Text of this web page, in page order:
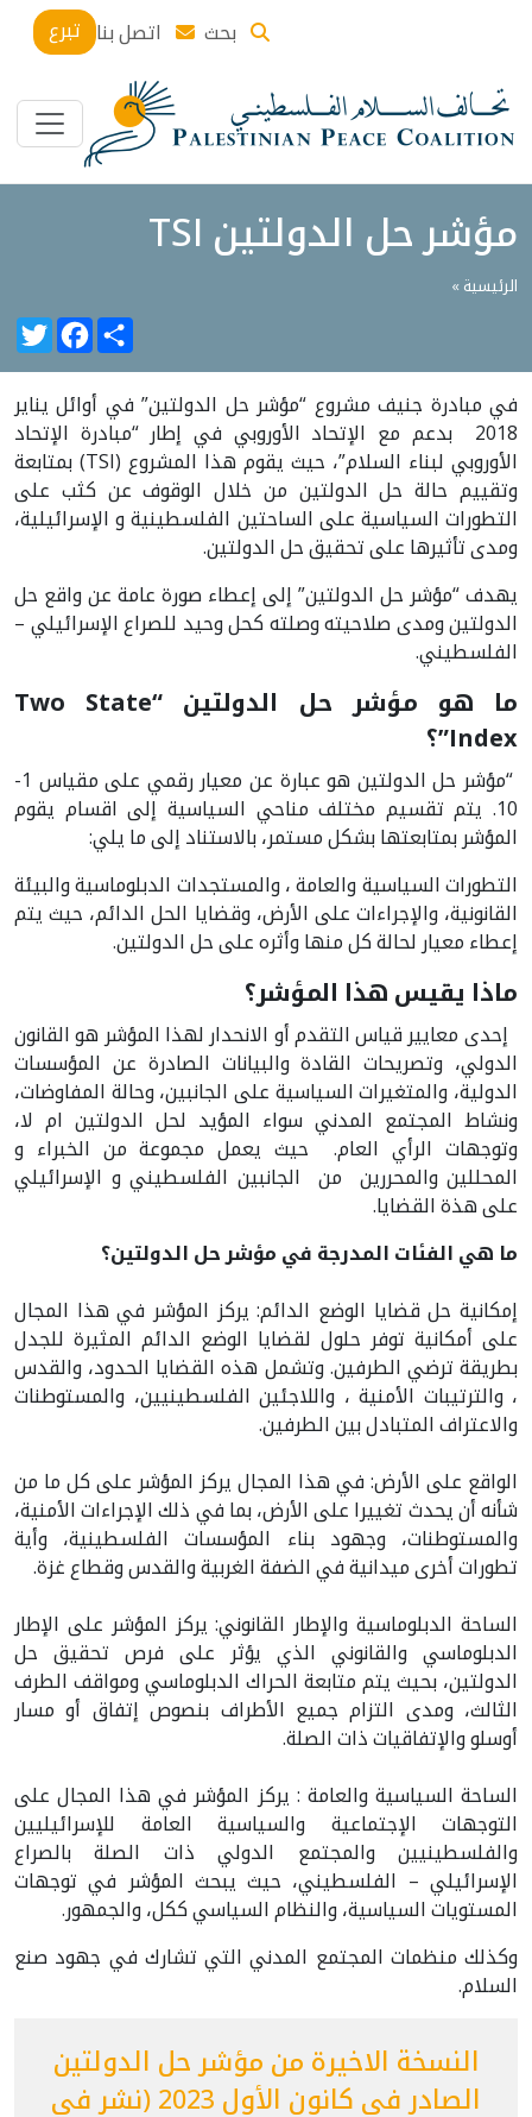
بحث اتصل بنا تبرع
مؤشر حل الدولتين TSI
الرئيسية »
FacebookShare
في مبادرة جنيف مشروع “مؤشر حل الدولتين” في أوائل يناير
2018 بدعم مع الإتحاد الأوروبي في إطار “مبادرة الإتحاد
الأوروبي لبناء السلام”، حيث يقوم هذا المشروع (TSI) بمتابعة
وتقييم حالة حل الدولتين من خلال الوقوف عن كثب على
التطورات السياسية على الساحتين الفلسطينية و الإسرائيلية،
ومدى تأثيرها على تحقيق حل الدولتين.
يهدف “مؤشر حل الدولتين” إلى إعطاء صورة عامة عن واقع حل
الدولتين ومدى صلاحيته وصلته كحل وحيد للصراع الإسرائيلي –
الفلسطيني.
ما هو مؤشر حل الدولتين “Two State
Index”؟
“مؤشر حل الدولتين هو عبارة عن معيار رقمي على مقياس 1-
10. يتم تقسيم مختلف مناحي السياسية إلى اقسام يقوم
المؤشر بمتابعتها بشكل مستمر، بالاستناد إلى ما يلي:
التطورات السياسية والعامة ، والمستجدات الدبلوماسية والبيئة
القانونية، والإجراءات على الأرض، وقضايا الحل الدائم، حيث يتم
إعطاء معيار لحالة كل منها وأثره على حل الدولتين.
ماذا يقيس هذا المؤشر؟
إحدى معايير قياس التقدم أو الانحدار لهذا المؤشر هو القانون
الدولي، وتصريحات القادة والبيانات الصادرة عن المؤسسات
الدولية، والمتغيرات السياسية على الجانبين، وحالة المفاوضات،
ونشاط المجتمع المدني سواء المؤيد لحل الدولتين ام لا،
وتوجهات الرأي العام. حيث يعمل مجموعة من الخبراء و
المحللين والمحررين من الجانبين الفلسطيني و الإسرائيلي
على هذة القضايا.
ما هي الفئات المدرجة في مؤشر حل الدولتين؟
إمكانية حل قضايا الوضع الدائم: يركز المؤشر في هذا المجال
على أمكانية توفر حلول لقضايا الوضع الدائم المثيرة للجدل
بطريقة ترضي الطرفين. وتشمل هذه القضايا الحدود، والقدس
، والترتيبات الأمنية ، واللاجئين الفلسطينيين، والمستوطنات
والاعتراف المتبادل بين الطرفين.
الواقع على الأرض: في هذا المجال يركز المؤشر على كل ما من
شأنه أن يحدث تغييرا على الأرض، بما في ذلك الإجراءات الأمنية،
والمستوطنات، وجهود بناء المؤسسات الفلسطينية، وأية
تطورات أخرى ميدانية في الضفة الغربية والقدس وقطاع غزة.
الساحة الدبلوماسية والإطار القانوني: يركز المؤشر على الإطار
الدبلوماسي والقانوني الذي يؤثر على فرص تحقيق حل
الدولتين، بحيث يتم متابعة الحراك الدبلوماسي ومواقف الطرف
الثالث، ومدى التزام جميع الأطراف بنصوص إتفاق أو مسار
أوسلو والإتفاقيات ذات الصلة.
الساحة السياسية والعامة : يركز المؤشر في هذا المجال على
التوجهات الإجتماعية والسياسية العامة للإسرائيليين
والفلسطينيين والمجتمع الدولي ذات الصلة بالصراع
الإسرائيلي – الفلسطيني، حيث يبحث المؤشر في توجهات
المستويات السياسية، والنظام السياسي ككل، والجمهور.
وكذلك منظمات المجتمع المدني التي تشارك في جهود صنع
السلام.
النسخة الاخيرة من مؤشر حل الدولتين
الصادر في كانون الأول 2023 (نشر في